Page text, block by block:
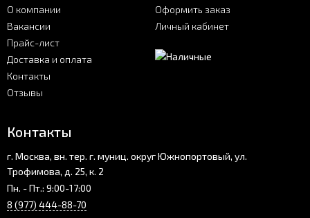
О компании
Вакансии
Прайс-лист
Доставка и оплата
Контакты
Отзывы
Оформить заказ
Личный кабинет
Контакты
г. Москва, вн. тер. г. муниц. округ Южнопортовый, ул.
Трофимова, д. 25, к. 2
Пн. - Пт.: 9:00-17:00
8 (977) 444-88-70